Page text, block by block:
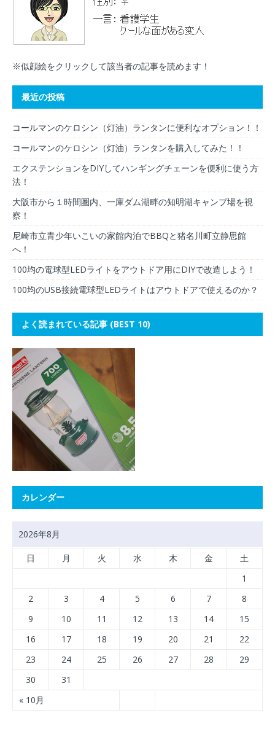
※似顔絵をクリックして該当者の記事を読めます！
最近の投稿
コールマンのケロシン（灯油）ランタンに便利なオプション！！
コールマンのケロシン（灯油）ランタンを購入してみた！！
エクステンションをDIYしてハンギングチェーンを便利に使う方
法！
大阪市から１時間圏内、一庫ダム湖畔の知明湖キャンプ場を視
察！
尼崎市立青少年いこいの家館内泊でBBQと猪名川町立静思館
へ！
100均の電球型LEDライトをアウトドア用にDIYで改造しよう！
100均のUSB接続電球型LEDライトはアウトドアで使えるのか？
よく読まれている記事 (BEST 10)
カレンダー
2026年8月
日 月 火 水 木 金 土
« 10月
1
2
3 4 5 6 7
8
9
10 11 12 13 14
15
16
17 18 19 20 21
22
23
24 25 26 27 28
29
30
31